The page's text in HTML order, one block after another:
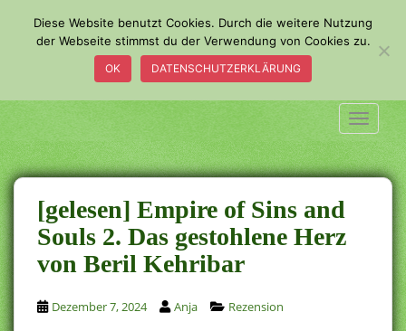
o
m
a
i
n
c
o
n
t
e
n
[gelesen] Empire of Sins and
Souls 2. Das gestohlene Herz
von Beril Kehribar
Dezember 7, 2024 Anja Rezension
Diese Website benutzt Cookies. Durch die weitere Nutzung
der Webseite stimmst du der Verwendung von Cookies zu.
OK DATENSCHUTZERKLÄRUNG